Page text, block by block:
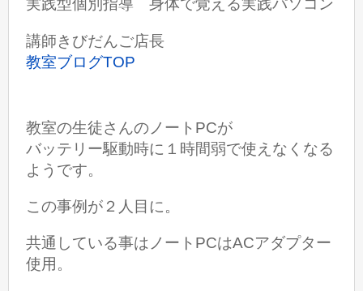
実践型個別指導 身体で覚える実践パソコン
講師きびだんご店長
教室ブログTOP
教室の生徒さんのノートPCが
バッテリー駆動時に１時間弱で使えなくなる
ようです。
この事例が２人目に。
共通している事はノートPCはACアダプター
使用。